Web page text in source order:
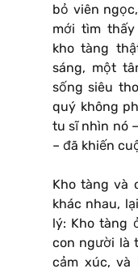
bỏ viên
mới tìm
kho tàng
sáng, một
sống siêu
quý không
tu sĩ nhìn nó
– đã khiến
Kho tàng và
khác nhau,
lý: Kho tàng
con người là
cảm xúc, và